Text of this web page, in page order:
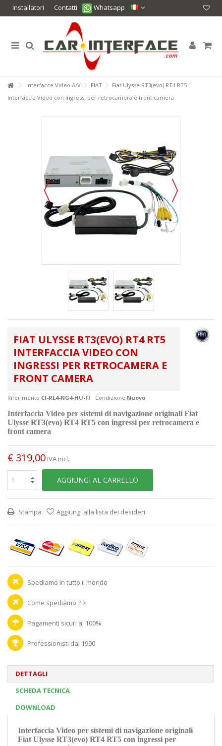
Installatori Contatti Whatsapp
Interfacce Video A/V FIAT
Fiat Ulysse RT3(evo) RT4 RT5
Interfaccia Video con ingressi per retrocamera e front camera
FIAT ULYSSE RT3(EVO) RT4 RT5
INTERFACCIA VIDEO CON
INGRESSI PER RETROCAMERA E
FRONT CAMERA
Riferimento CI-RL4-NG4-HU-FI Condizione Nuovo
Interfaccia Video per sistemi di navigazione originali Fiat
Ulysse RT3(evo) RT4 RT5 con ingressi per retrocamera e
front camera
€ 319,00 IVA incl.
AGGIUNGI AL CARRELLO
Stampa Aggiungi alla lista dei desideri
Spediamo in tutto il mondo
Come spediamo ? >
Pagamenti sicuri al 100%
Professionisti dal 1990
DETTAGLI
SCHEDA TECNICA
DOWNLOAD
Interfaccia Video per sistemi di navigazione originali
Fiat Ulysse RT3(evo) RT4 RT5 con ingressi per